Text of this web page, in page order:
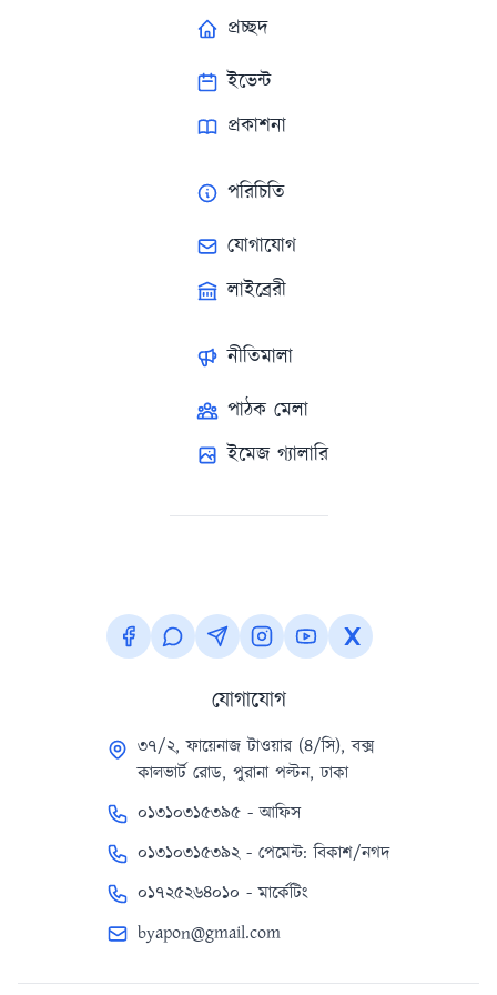
প্রচ্ছদ
ইভেন্ট
প্রকাশনা
পরিচিতি
যোগাযোগ
লাইব্রেরী
নীতিমালা
পাঠক মেলা
ইমেজ গ্যালারি
যোগাযোগ
৩৭/২, ফায়েনাজ টাওয়ার (৪/সি), বক্স
কালভার্ট রোড, পুরানা পল্টন, ঢাকা
০১৩১০৩১৫৩৯৫ - আফিস
০১৩১০৩১৫৩৯২ - পেমেন্ট: বিকাশ/নগদ
০১৭২৫২৬৪০১০ - মার্কেটিং
byapon@gmail.com